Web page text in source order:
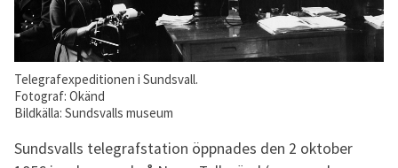
Telegrafexpeditionen i Sundsvall.
Fotograf: Okänd
Bildkälla: Sundsvalls museum
Sundsvalls telegrafstation öppnades den 2 oktober